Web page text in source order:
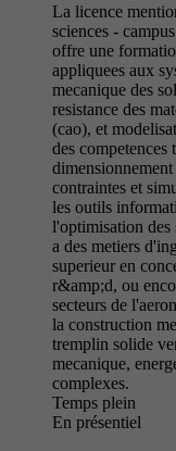
La licence
sciences -
offre une
appliquees aux
mecanique des
resistance des
(cao), et
des competences
dimensionnement
contraintes et
les outils
l'optimisation des
a des metiers
superieur en
r&amp;d, ou
secteurs de
la construction
tremplin solide
mecanique,
complexes.
Temps plein
En présentiel